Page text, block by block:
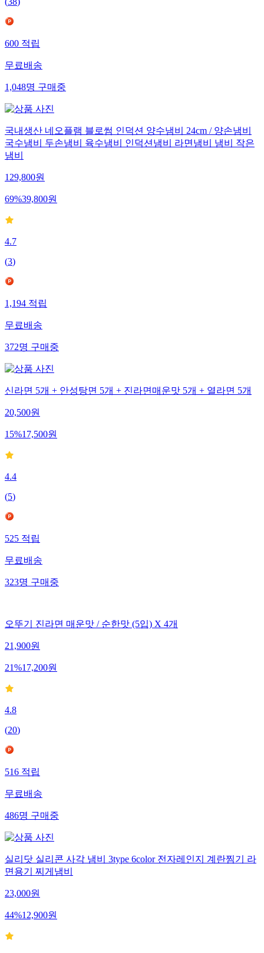
(38)
600적립
무료배송
1,048명구매중
국내생산 네오플램 블로썸 인덕션 양수냄비 24cm / 양손냄비
국수냄비 두손냄비 육수냄비 인덕션냄비 라면냄비 냄비 작은
냄비
129,800원
69%39,800원
4.7
(3)
1,194적립
무료배송
372명구매중
신라면 5개 + 안성탕면 5개 + 진라면매운맛 5개 + 열라면 5개
20,500원
15%17,500원
4.4
(5)
525적립
무료배송
323명구매중
오뚜기 진라면 매운맛 / 순한맛 (5입) X 4개
21,900원
21%17,200원
4.8
(20)
516적립
무료배송
486명구매중
실리닷 실리콘 사각 냄비 3type 6color 전자레인지 계란찜기 라
면용기 찌게냄비
23,000원
44%12,900원